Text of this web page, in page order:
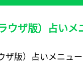
ウザ版）占い
ザ版）占いメニュ